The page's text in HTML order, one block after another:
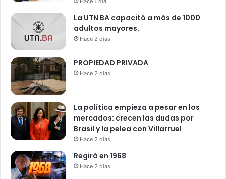
La UTN BA capacitó a más de 1000
adultos mayores.
Hace 2 días
PROPIEDAD PRIVADA
Hace 2 días
La política empieza a pesar en los
mercados: crecen las dudas por
Brasil y la pelea con Villarruel
Hace 2 días
Regirá en 1968
Hace 2 días